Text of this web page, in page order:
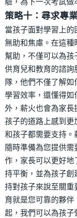
策略十：尋求專
當孩子面對學習上的
無助和焦慮。在這種
幫助，不僅可以為
供育兒和教育的諮詢
隊，他們不僅了解
學習效率，還懂得
外，薪火也會為家
孩子的道路上感到更
和孩子都需要支持。
隨時準備為您提供
作，家長可以更好
持平衡，並為孩子創
持對孩子來說至關
育就是您可靠的夥
起，我們可以為孩